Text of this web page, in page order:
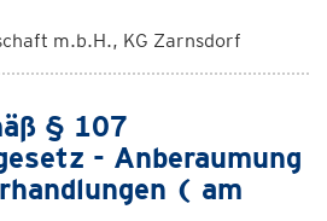
m.b.H., KG Zarnsdorf
§ 107
- Anberaumung
( am